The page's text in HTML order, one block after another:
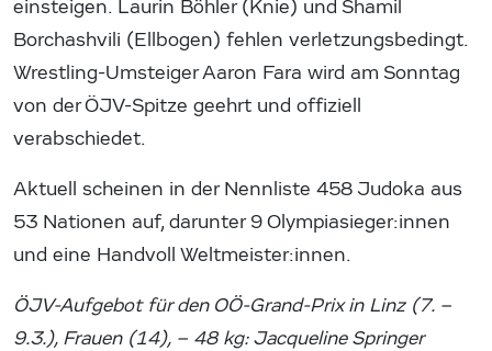
einsteigen. Laurin Böhler (Knie) und Shamil
Borchashvili (Ellbogen) fehlen verletzungsbedingt.
Wrestling-Umsteiger Aaron Fara wird am Sonntag
von der ÖJV-Spitze geehrt und offiziell
verabschiedet.
Aktuell scheinen in der Nennliste 458 Judoka aus
53 Nationen auf, darunter 9 Olympiasieger:innen
und eine Handvoll Weltmeister:innen.
ÖJV-Aufgebot für den OÖ-Grand-Prix in Linz (7. –
9.3.), Frauen (14), – 48 kg: Jacqueline Springer